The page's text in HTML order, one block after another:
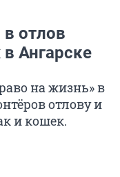
отлов
Ангарске
на жизнь» в
отлову и
и кошек.